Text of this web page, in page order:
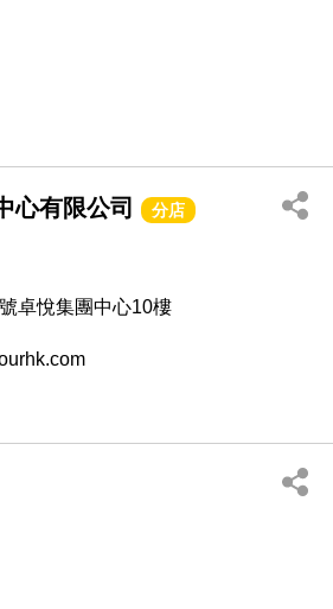
心有限公司 分店
卓悅集團中心10樓